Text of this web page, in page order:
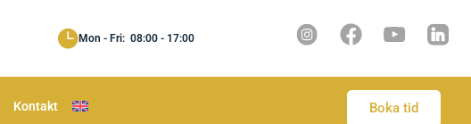
Mon - Fri: 08:00 - 17:00
Kontakt Boka tid